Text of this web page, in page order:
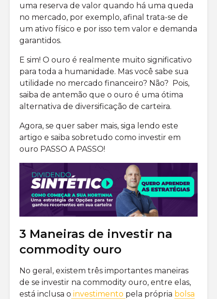
uma reserva de valor quando há uma queda
no mercado, por exemplo, afinal trata-se de
um ativo físico e por isso tem valor e demanda
garantidos.
E sim! O ouro é realmente muito significativo
para toda a humanidade. Mas você sabe sua
utilidade no mercado financeiro? Não? Pois,
saiba de antemão que o ouro é uma ótima
alternativa de diversificação de carteira.
Agora, se quer saber mais, siga lendo este
artigo e saiba sobretudo como investir em
ouro PASSO A PASSO!
3 Maneiras de investir na
commodity ouro
No geral, existem três importantes maneiras
de se investir na commodity ouro, entre elas,
está inclusa o investimento pela própria bolsa